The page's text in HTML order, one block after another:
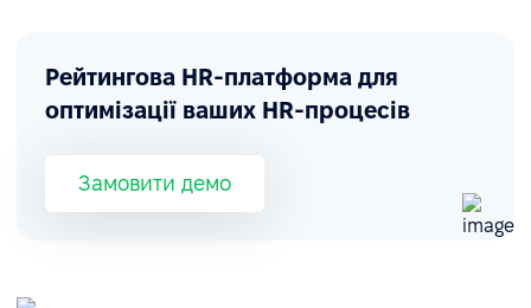
Рейтингова HR-платформа для
оптимізації ваших HR-процесів
Замовити демо